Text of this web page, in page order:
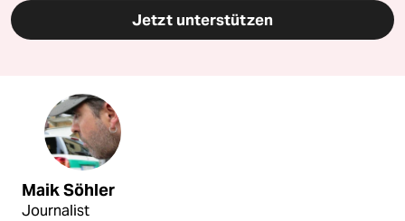
Jetzt unterstützen
Maik Söhler
Journalist